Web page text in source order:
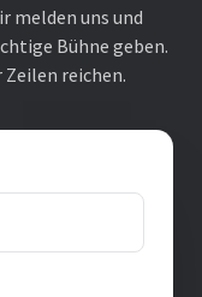
melden uns und
Bühne geben.
reichen.